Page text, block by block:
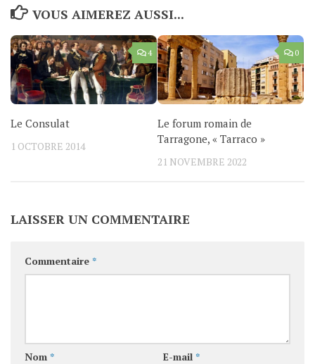
VOUS AIMEREZ AUSSI...
4
Le Consulat
1 OCTOBRE 2014
0
Le forum romain de
Tarragone, « Tarraco »
21 NOVEMBRE 2022
LAISSER UN COMMENTAIRE
Commentaire *
Nom * E-mail *